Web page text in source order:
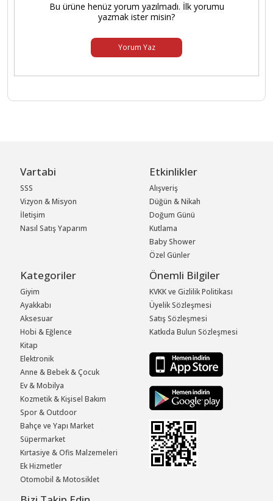
Bu ürüne henüz yorum yazılmadı. İlk yorumu
yazmak ister misin?
Yorum Yaz
Vartabi
SSS
Vizyon & Misyon
İletişim
Nasıl Satış Yaparım
Etkinlikler
Alışveriş
Düğün & Nikah
Doğum Günü
Kutlama
Baby Shower
Özel Günler
Kategoriler
Giyim
Ayakkabı
Aksesuar
Hobi & Eğlence
Kitap
Elektronik
Anne & Bebek & Çocuk
Ev & Mobilya
Kozmetik & Kişisel Bakım
Spor & Outdoor
Bahçe ve Yapı Market
Süpermarket
Kırtasiye & Ofis Malzemeleri
Ek Hizmetler
Otomobil & Motosiklet
Önemli Bilgiler
KVKK ve Gizlilik Politikası
Üyelik Sözleşmesi
Satış Sözleşmesi
Katkıda Bulun Sözleşmesi